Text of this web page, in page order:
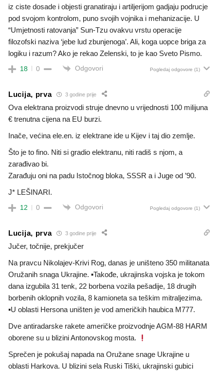
iz ciste dosade i objesti granatiraju i artiljerijom gadjaju podrucje
pod svojom kontrolom, puno svojih vojnika i mehanizacije. U
“Umjetnosti ratovanja” Sun-Tzu ovakvu vrstu operacije
filozofski naziva ‘jebe lud zbunjenoga’. Ali, koga uopce briga za
logiku i razum? Ako je rekao Zelenski, to je kao Sveto Pismo.
18 0 Odgovori Pogledaj odgovore (1)
Lucija, prva 3 godine prije
Ova elektrana proizvodi struje dnevno u vrijednosti 100 milijuna
€ trenutna cijena na EU burzi.
Inače, većina ele.en. iz elektrane ide u Kijev i taj dio zemlje.
Što je to fino. Niti si gradio elektranu, niti radiš s njom, a
zarađivao bi.
Zarađuju oni na padu Istočnog bloka, SSSR a i Juge od ’90.
J* LEŠINARI.
12 0 Odgovori Pogledaj odgovore (1)
Lucija, prva 3 godine prije
Jučer, točnije, prekjučer
Na pravcu Nikolajev-Krivi Rog, danas je uništeno 350 militanata
Oružanih snaga Ukrajine. ▪Takođe, ukrajinska vojska je tokom
dana izgubila 31 tenk, 22 borbena vozila pešadije, 18 drugih
borbenih oklopnih vozila, 8 kamioneta sa teškim mitraljezima.
▪U oblasti Hersona uništen je vod američkih haubica M777.
Dve antiradarske rakete američke proizvodnje AGM-88 HARM
oborene su u blizini Antonovskog mosta.
Sprečen je pokušaj napada na Oružane snage Ukrajine u
oblasti Harkova. U blizini sela Ruski Tiški, ukrajinski gubici